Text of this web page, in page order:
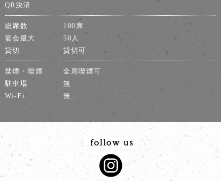
QR決済
総席数
100席
宴会最大
50人
貸切
貸切可
禁煙・喫煙
全席喫煙可
駐車場
無
Wi-Fi
無